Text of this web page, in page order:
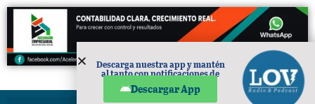
PUBLICIDAD
Descarga nuestra app y mantén
al tanto con notificaciones de
Descargar App